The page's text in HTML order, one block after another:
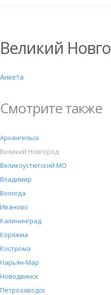
Великий
Анкета
Смотрите также
Архангельск
Великий Новгород
Великоустюгский МО
Владимир
Вологда
Иваново
Калининград
Коряжма
Кострома
Нарьян-Мар
Новодвинск
Петрозаводск